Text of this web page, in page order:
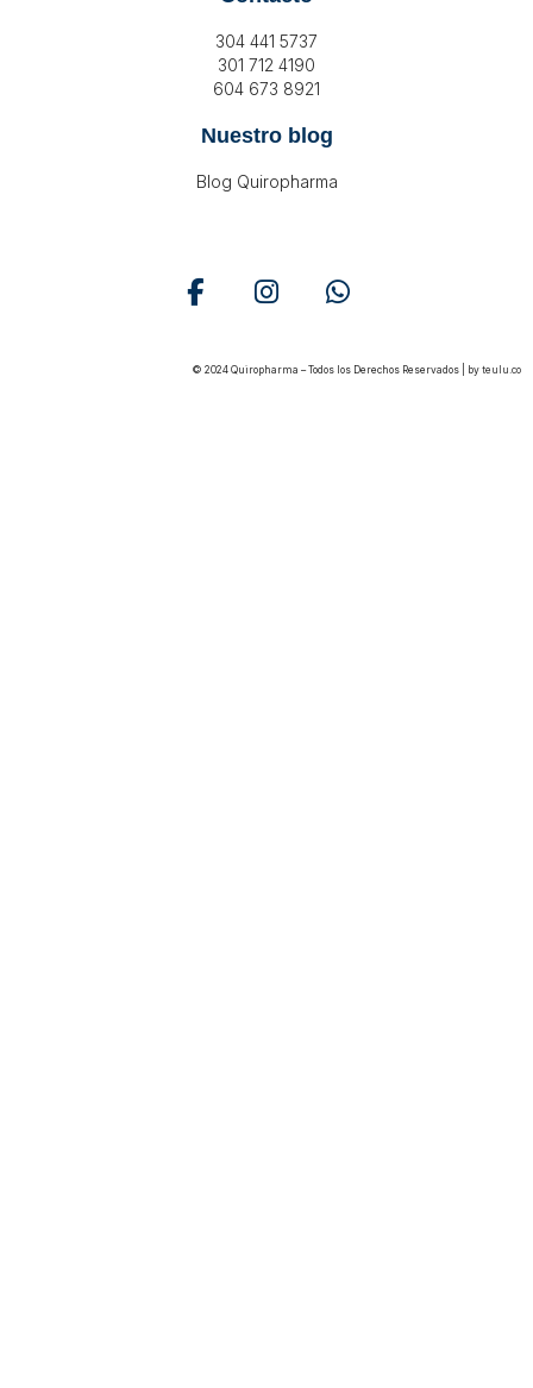
304 441 5737
301 712 4190
604 673 8921
Nuestro blog
Blog Quiropharma
© 2024 Quiropharma – Todos los Derechos Reservados | by teulu.co